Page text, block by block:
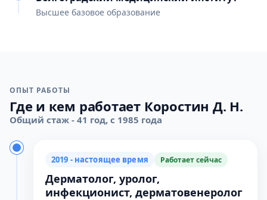
Высшее базовое образование
ОПЫТ РАБОТЫ
Где и кем работает Коростин Д. Н.
Общий стаж - 41 год, с 1985 года
2019 - настоящее время Работает сейчас
Дерматолог, уролог,
инфекционист, дерматовенеролог